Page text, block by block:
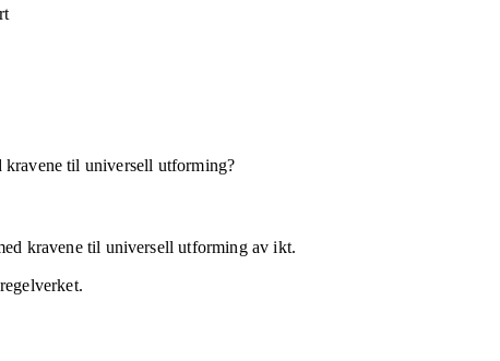
kravene til universell utforming?
kravene til universell utforming av ikt.